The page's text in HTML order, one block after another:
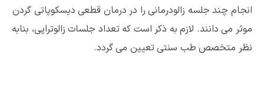
انجام چند جلسه زالودرمانی را در درمان قطعی دیسکوپاتی گردن
موثر می دانند. لازم به ذکر است که تعداد جلسات زالوتراپی، بنابه
نظر متخصص طب سنتی تعیین می گردد.